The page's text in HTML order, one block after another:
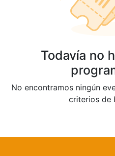
Todavía no
No encontramos ningún
criterios de